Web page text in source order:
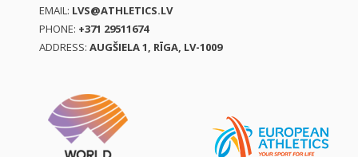
EMAIL: LVS@ATHLETICS.LV
PHONE: +371 29511674
ADDRESS: AUGŠIELA 1, RĪGA, LV-1009